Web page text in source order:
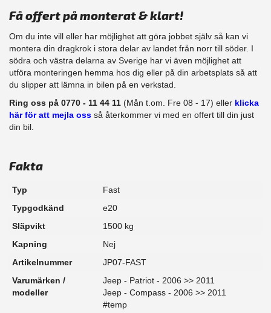
Få offert på monterat & klart!
Om du inte vill eller har möjlighet att göra jobbet själv så kan vi
montera din dragkrok i stora delar av landet från norr till söder. I
södra och västra delarna av Sverige har vi även möjlighet att
​utföra monteringen hemma hos dig eller på din arbetsplats så att
du slipper att lämna in bilen på en verkstad.
Ring oss på 0770 - 11 44 11 (Mån t.om. Fre 08 - 17) eller klicka
här för att mejla oss så återkommer vi med en offert till din just
din bil.
Fakta
Typ
Fast
Typgodkänd
e20
Släpvikt
1500 kg
Kapning
Nej
Artikelnummer
JP07-FAST
Varumärken /
modeller
Jeep - Patriot - 2006 >> 2011
Jeep - Compass - 2006 >> 2011
#temp